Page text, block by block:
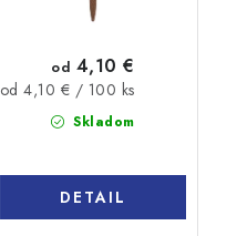
Skladom
od 4,10 €
Jednotková
od 4,10 € / 100 ks
DETAIL